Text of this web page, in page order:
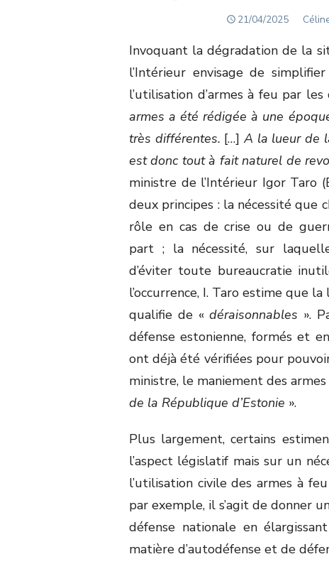
POSTED
21/04/2025
Invoquant la dégradation de la
l’Intérieur envisage de
l’utilisation d’armes à feu par
armes a été rédigée à une
très différentes. […] A la lueur de
est donc tout à fait naturel de
ministre de l’Intérieur Igor Taro
deux principes : la nécessité que
rôle en cas de crise ou de
part ; la nécessité, sur
d’éviter toute bureaucratie
l’occurrence, I. Taro estime que
qualifie de «déraisonnables ».
défense estonienne, formés et
ont déjà été vérifiées pour
ministre, le maniement des
de la République d’Estonie ».
Plus largement, certains
l’aspect législatif mais sur un
l’utilisation civile des armes à
par exemple, il s’agit de donner
défense nationale en
matière d’autodéfense et de